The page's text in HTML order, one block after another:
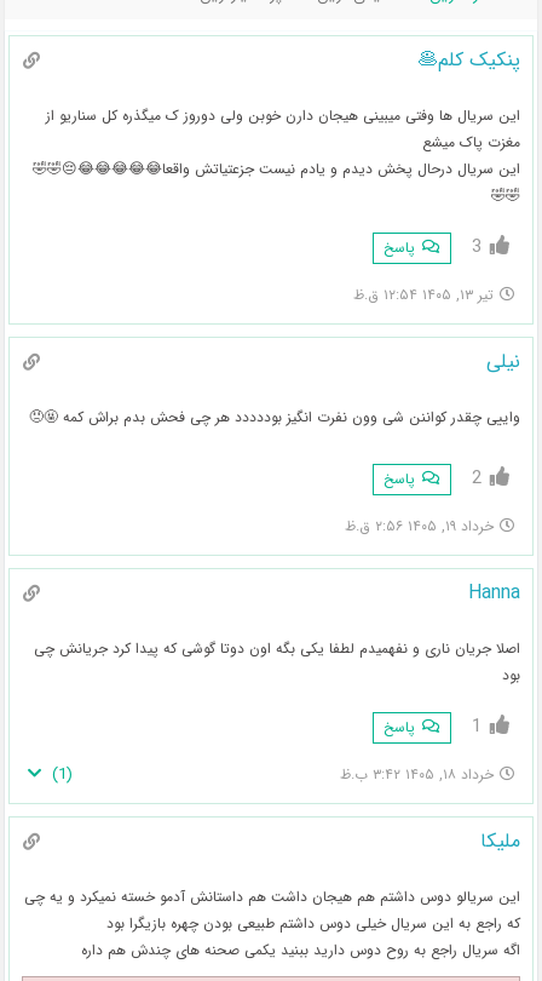
پنکیک کلم🥞
این سریال ها وفتی میبینی هیجان دارن خوبن ولی دوروز ک میگذره کل سناریو از
مغزت پاک میشع
این سریال درحال پخش دیدم و یادم نیست جزعتیاتش واقعا😂😂😂😂😂😔🤣🤣
🤣🤣
3 پاسخ
تیر ۱۳, ۱۴۰۵ ۱۲:۵۴ ق.ظ
نیلی
واییی چقدر کواننن شی وون نفرت انگیز بوددددد هر چی فحش بدم براش کمه 🤬😠
2 پاسخ
خرداد ۱۹, ۱۴۰۵ ۲:۵۶ ق.ظ
Hanna
اصلا جریان ناری و نفهمیدم لطفا یکی بگه اون دوتا گوشی که پیدا کرد جریانش چی
بود
1 پاسخ
خرداد ۱۸, ۱۴۰۵ ۳:۴۲ ب.ظ (
1
)
ملیکا
این سریالو دوس داشتم هم هیجان داشت هم داستانش آدمو خسته نمیکرد و یه چی
که راجع به این سریال خیلی دوس داشتم طبیعی بودن چهره بازیگرا بود
اگه سریال راجع به روح دوس دارید ببنید یکمی صحنه های چندش هم داره